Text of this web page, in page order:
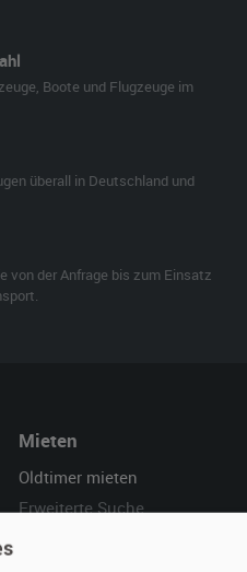
Boote und Flugzeuge im
überall in Deutschland und
von der Anfrage bis zum Einsatz
Mieten
Oldtimer mieten
Erweiterte Suche